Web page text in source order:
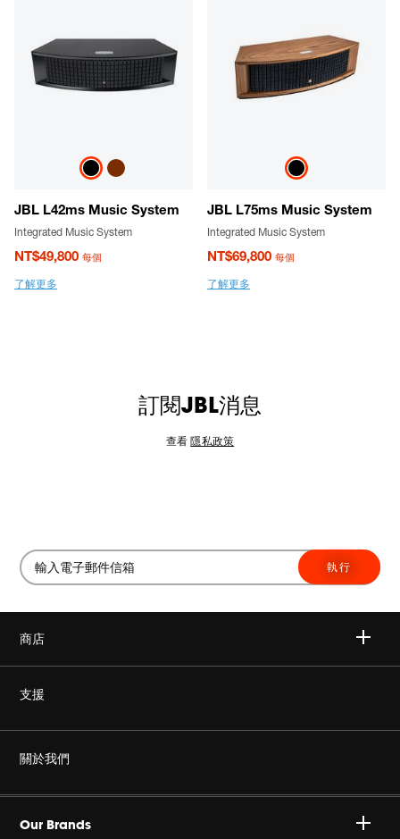
JBL L42ms Music System
Integrated Music System
NT$49,800 每個
了解更多
JBL L75ms Music System
Integrated Music System
NT$69,800 每個
了解更多
訂閱JBL消息
查看隱私政策
執行
商店
無線
耳機
JBL Quantum 系列
支援
非仿冒
授權經銷商
關於我們
Our Brands